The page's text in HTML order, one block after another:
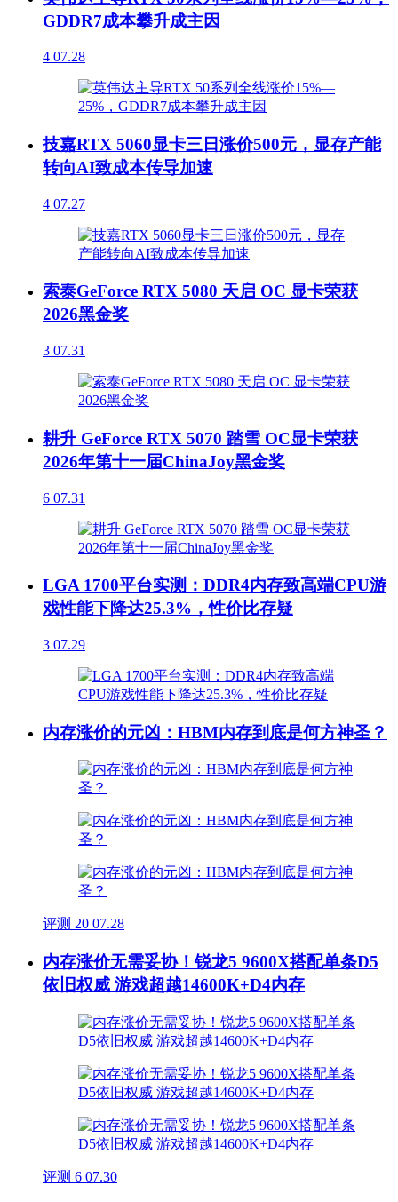
GDDR7成本攀升成主因
4 07.28
技嘉RTX 5060显卡三日涨价500元，显存产能
转向AI致成本传导加速
4 07.27
索泰GeForce RTX 5080 天启 OC 显卡荣获
2026黑金奖
3 07.31
耕升 GeForce RTX 5070 踏雪 OC显卡荣获
2026年第十一届ChinaJoy黑金奖
6 07.31
LGA 1700平台实测：DDR4内存致高端CPU游
戏性能下降达25.3%，性价比存疑
3 07.29
内存涨价的元凶：HBM内存到底是何方神圣？
评测 20 07.28
内存涨价无需妥协！锐龙5 9600X搭配单条D5
依旧权威 游戏超越14600K+D4内存
评测 6 07.30